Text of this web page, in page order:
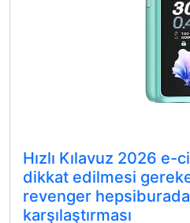
Hızlı Kılavuz 2026 e-
dikkat edilmesi
revenger
karşılaştırması